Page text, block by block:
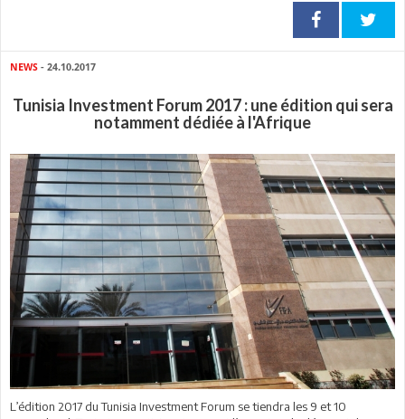
NEWS - 24.10.2017
Tunisia Investment Forum 2017 : une édition qui sera
notamment dédiée à l'Afrique
L’édition 2017 du Tunisia Investment Forum se tiendra les 9 et 10